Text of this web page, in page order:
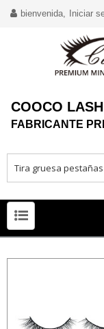
bienvenida, Iniciar
COOCO
FABRICANTE